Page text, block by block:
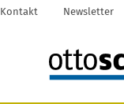
Kontakt Newsletter